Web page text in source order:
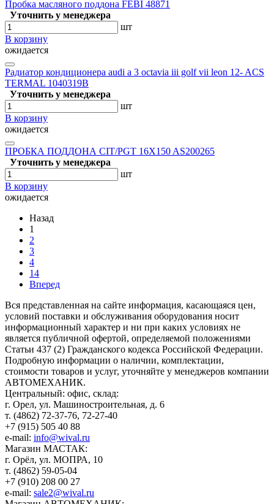
Пробка масляного поддона FEBI 48871
Уточнить у менеджера
шт
В корзину
ожидается
Радиатор кондиционера audi a 3 octavia iii golf vii leon 12- ACS
TERMAL 1040319B
Уточнить у менеджера
шт
В корзину
ожидается
ПРОБКА ПОДДОНА CIT/PGT 16X150 AS200265
Уточнить у менеджера
шт
В корзину
ожидается
Назад
1
2
3
4
14
Вперед
Вся представленная на сайте информация, касающаяся цен,
условий поставки и обслуживания оборудования носит
информационный характер и ни при каких условиях не
является публичной офертой, определяемой положениями
Статьи 437 (2) Гражданского кодекса Российской Федерации.
Подробную информации о наличии, комплектации,
стоимости товаров и услуг, уточняйте у менеджеров компании
АВТОМЕХАНИК.
​Центральный: офис, склад:
г. Орел, ул. Машиностроительная, д. 6
т. (4862) 72-37-76, 72-27-40
+7 (915) 505 40 88
e-mail: info@wival.ru
Магазин МАСТАК:
г. Орёл, ул. МОПРА, 10
т. (4862) 59-05-04
+7 (910) 208 00 27
e-mail: sale2@wival.ru